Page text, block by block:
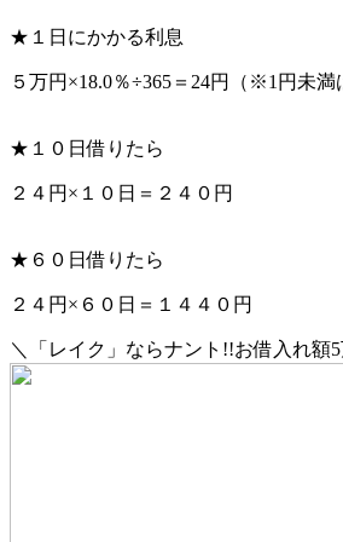
★１日にかかる利息
５万円×18.0％÷365＝24円（※1円未満
★１０日借りたら
２４円×１０日＝２４０円
★６０日借りたら
２４円×６０日＝１４４０円
＼「レイク」ならナント!!お借入れ額